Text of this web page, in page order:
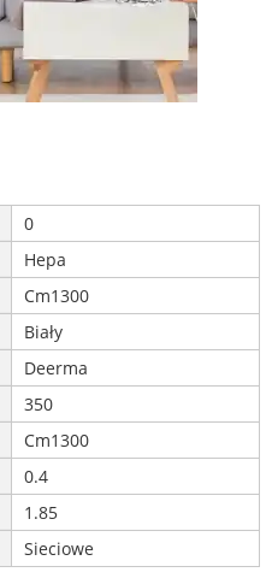
0
Hepa
Cm1300
Biały
Deerma
350
Cm1300
0.4
1.85
Sieciowe